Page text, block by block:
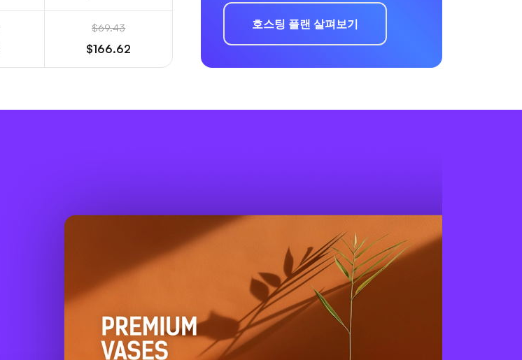
$69.43
$166.62
호스팅 플랜 살펴보기